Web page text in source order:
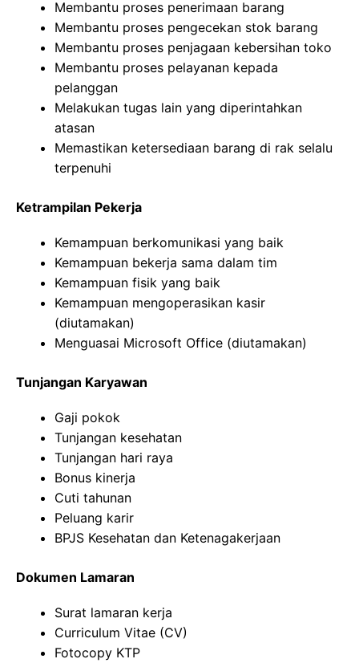
Membantu proses penerimaan barang
Membantu proses pengecekan stok barang
Membantu proses penjagaan kebersihan toko
Membantu proses pelayanan kepada
pelanggan
Melakukan tugas lain yang diperintahkan
atasan
Memastikan ketersediaan barang di rak selalu
terpenuhi
Ketrampilan Pekerja
Kemampuan berkomunikasi yang baik
Kemampuan bekerja sama dalam tim
Kemampuan fisik yang baik
Kemampuan mengoperasikan kasir
(diutamakan)
Menguasai Microsoft Office (diutamakan)
Tunjangan Karyawan
Gaji pokok
Tunjangan kesehatan
Tunjangan hari raya
Bonus kinerja
Cuti tahunan
Peluang karir
BPJS Kesehatan dan Ketenagakerjaan
Dokumen Lamaran
Surat lamaran kerja
Curriculum Vitae (CV)
Fotocopy KTP